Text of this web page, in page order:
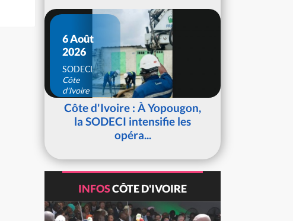
6 Août
2026
SODECI
Côte
d'Ivoire
Côte d'Ivoire : À Yopougon,
la SODECI intensifie les
opéra...
INFOSCÔTE D'IVOIRE